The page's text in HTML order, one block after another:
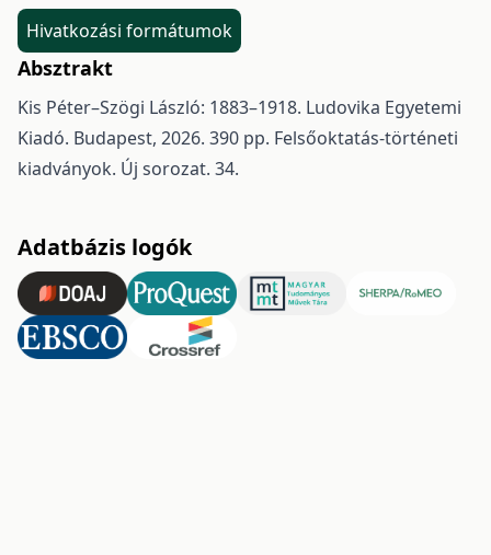
Hivatkozási formátumok
Absztrakt
Kis Péter–Szögi László: 1883–1918. Ludovika Egyetemi
Kiadó. Budapest, 2026. 390 pp. Felsőoktatás-történeti
kiadványok. Új sorozat. 34.
Adatbázis logók